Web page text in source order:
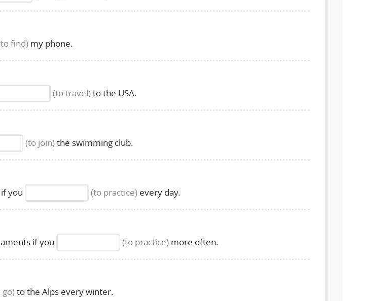
find) my phone.
(to travel)to the USA.
(to join)the swimming club.
you (to practice) every day.
if you (to practice) more often.
go)to the Alps every winter.